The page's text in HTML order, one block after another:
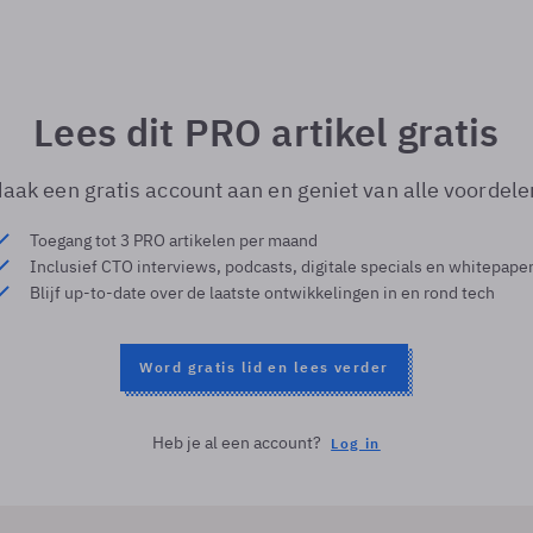
Lees dit PRO artikel gratis
een gratis account aan en geniet van alle
Toegang tot 3 PRO artikelen per maand
Inclusief CTO interviews, podcasts, digitale specials en
Blijf up-to-date over de laatste ontwikkelingen in en rond tech
Word gratis lid en lees verder
Heb je al een account? Log in